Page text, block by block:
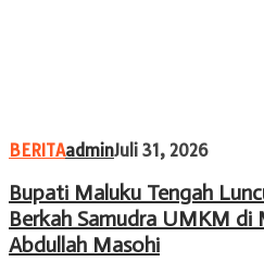
BERITAadminJuli 31, 2026
Bupati Maluku Tengah
Berkah Samudra UMKM di
Abdullah Masohi